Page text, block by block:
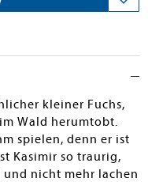
kleiner Fuchs,
Wald herumtobt.
spielen, denn er ist
Kasimir so traurig,
nicht mehr lachen